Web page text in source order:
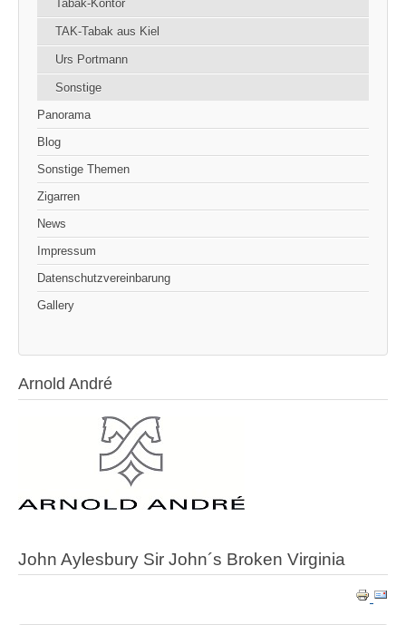
Tabak-Kontor
TAK-Tabak aus Kiel
Urs Portmann
Sonstige
Panorama
Blog
Sonstige Themen
Zigarren
News
Impressum
Datenschutzvereinbarung
Gallery
Arnold André
John Aylesbury Sir John´s Broken Virginia